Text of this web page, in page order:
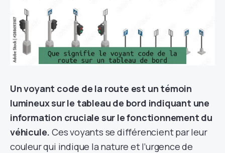
Un voyant code de la route est un témoin
lumineux sur le tableau de bord indiquant une
information cruciale sur le fonctionnement du
véhicule. Ces voyants se différencient par leur
couleur qui indique la nature et l’urgence de